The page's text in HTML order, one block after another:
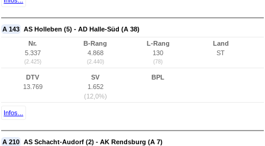
A 143 AS Holleben (5) - AD Halle-Süd (A 38)
Nr.
5.337
(2.425)
B-Rang
4.868
(2.440)
L-Rang
130
(78)
Land
ST
DTV
13.769
SV
1.652
(12,0%)
BPL
Infos...
A 210 AS Schacht-Audorf (2) - AK Rendsburg (A 7)